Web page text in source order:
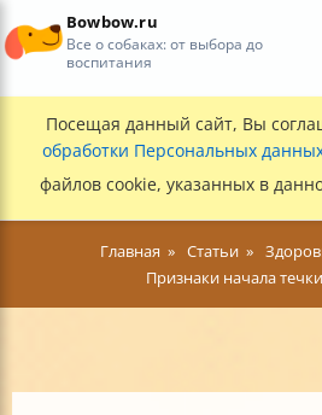
Bowbow.ru
Все о собаках: от выбора до
воспитания
Посещая данный сайт, Вы
обработки Персональных
файлов cookie, указанных в
Главная Статьи
Признаки начала